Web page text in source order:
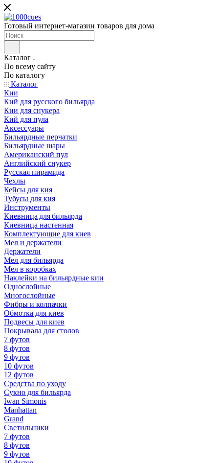
Готовый интернет-магазин товаров для дома
Каталог
По всему сайту
По каталогу
Каталог
Кии
Кий для русского бильярда
Кии для снукера
Кий для пула
Аксессуары
Бильярдные перчатки
Бильярдные шары
Американский пул
Английский снукер
Русская пирамида
Чехлы
Кейсы для кия
Тубусы для кия
Инструменты
Киевница для бильярда
Киевница настенная
Комплектующие для киев
Мел и держатели
Держатели
Мел для бильярда
Мел в коробках
Наклейки на бильярдные кии
Однослойные
Многослойные
Фибры и колпачки
Обмотка для киев
Подвесы для киев
Покрывала для столов
7 футов
8 футов
9 футов
10 футов
12 футов
Средства по уходу
Сукно для бильярда
Iwan Simonis
Manhattan
Grand
Светильники
7 футов
8 футов
9 футов